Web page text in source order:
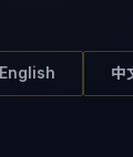
English 中